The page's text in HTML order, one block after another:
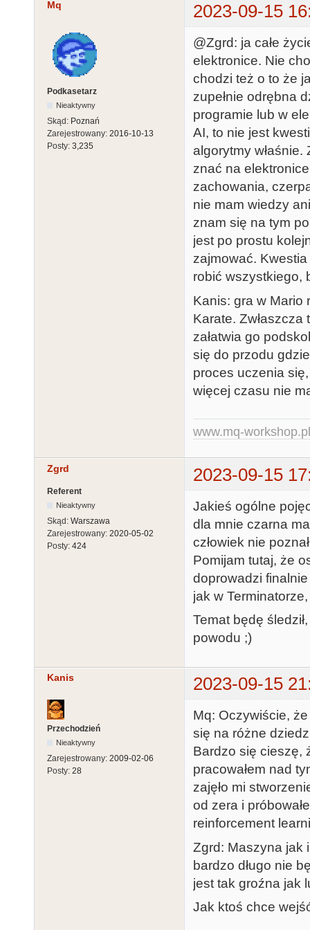
Mq 2023-09-15
Podkasetarz
Nieaktywny
Skąd: Poznań
Zarejestrowany: 2016-10-13
Posty: 3,235
@Zgrd: ja całe
elektronice. Nie
chodzi też o to że
zupełnie odrębna
programie lub w
AI, to nie jest
algorytmy
znać na
zachowania,
nie mam wiedzy
znam się na tym
jest po prostu
zajmować.
robić wszystkiego,
Kanis: gra w Mario
Karate. Zwłaszcza
załatwia go
się do przodu
proces uczenia
więcej czasu nie
www.mq-workshop.pl
Zgrd 2023-09-15
Referent
Nieaktywny
Skąd: Warszawa
Zarejestrowany: 2020-05-02
Posty: 424
Jakieś ogólne
dla mnie czarna
człowiek nie
Pomijam tutaj, że
doprowadzi
jak w
Temat będę
powodu ;)
Kanis 2023-09-15
Przechodzień
Nieaktywny
Zarejestrowany: 2009-02-06
Posty: 28
Mq: Oczywiście,
się na różne
Bardzo się cieszę,
pracowałem nad
zajęło mi
od zera i
reinforcement
Zgrd: Maszyna jak
bardzo długo nie
jest tak groźna jak
Jak ktoś chce